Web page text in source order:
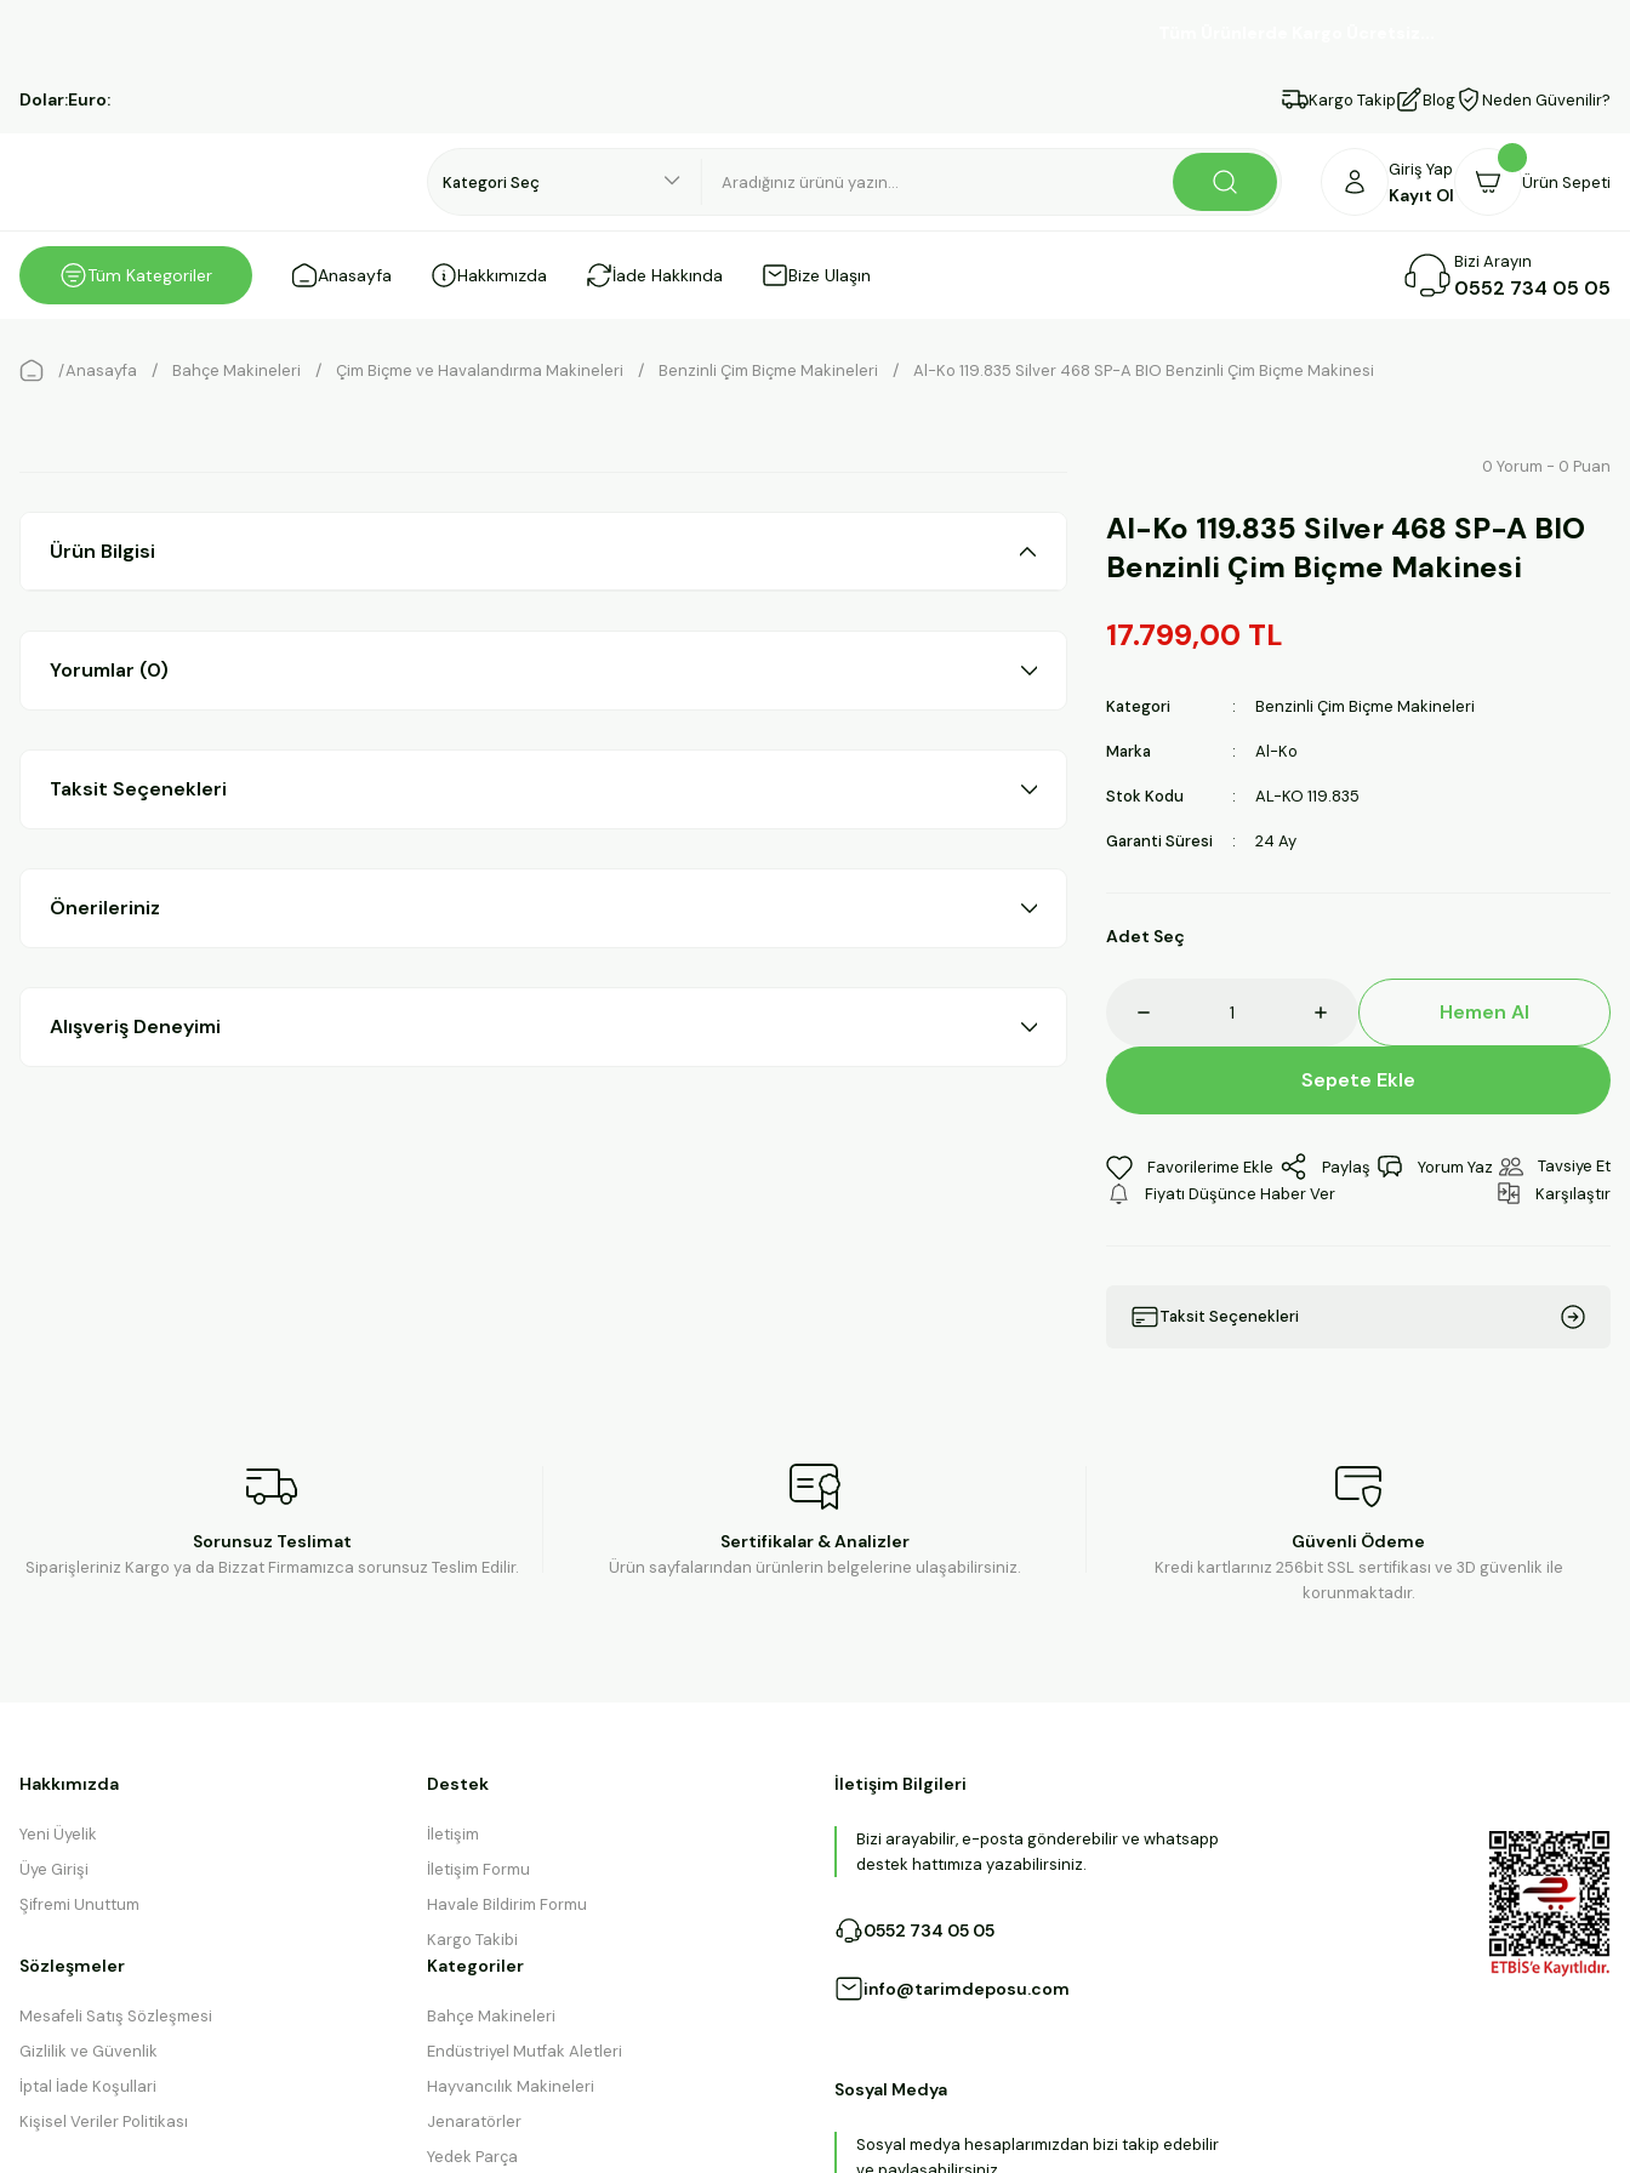
Dolar:Euro: Kargo Takip Blog Neden Güvenilir?
Giriş Yap
Kayıt Ol
Ürün Sepeti
Tüm Kategoriler Anasayfa Hakkımızda İade Hakkında Bize Ulaşın
Bizi Arayın
0552 734 05 05
Anasayfa Bahçe Makineleri Çim Biçme ve Havalandırma Makineleri Benzinli Çim Biçme Makineleri Al-Ko 119.835 Silver 468 SP-A BIO Benzinli Çim Biçme Makinesi
Ürün Bilgisi
Yorumlar (0)
Taksit Seçenekleri
Önerileriniz
Alışveriş Deneyimi
0 Yorum - 0 Puan
Al-Ko 119.835 Silver 468 SP-A BIO
Benzinli Çim Biçme Makinesi
17.799,00 TL
Kategori Benzinli Çim Biçme Makineleri
Marka Al-Ko
Stok Kodu AL-KO 119.835
Garanti Süresi 24 Ay
Adet Seç
Hemen Al
Sepete Ekle
Paylaş Yorum Yaz
Tavsiye Et
Fiyatı Düşünce Haber Ver
Karşılaştır
Taksit Seçenekleri
Sorunsuz Teslimat
Siparişleriniz Kargo ya da Bizzat Firmamızca sorunsuz Teslim Edilir.
Sertifikalar & Analizler
Ürün sayfalarından ürünlerin belgelerine ulaşabilirsiniz.
Güvenli Ödeme
Kredi kartlarınız 256bit SSL sertifikası ve 3D güvenlik ile
korunmaktadır.
Hakkımızda
Yeni Üyelik
Üye Girişi
Şifremi Unuttum
Destek
İletişim
İletişim Formu
Havale Bildirim Formu
Kargo Takibi
Sözleşmeler
Mesafeli Satış Sözleşmesi
Gizlilik ve Güvenlik
İptal İade Koşullari
Kişisel Veriler Politikası
Kategoriler
Bahçe Makineleri
Endüstriyel Mutfak Aletleri
Hayvancılık Makineleri
Jenaratörler
Yedek Parça
İletişim Bilgileri
Bizi arayabilir, e-posta gönderebilir ve whatsapp
destek hattımıza yazabilirsiniz.
0552 734 05 05
info@tarimdeposu.com
Sosyal Medya
Sosyal medya hesaplarımızdan bizi takip edebilir